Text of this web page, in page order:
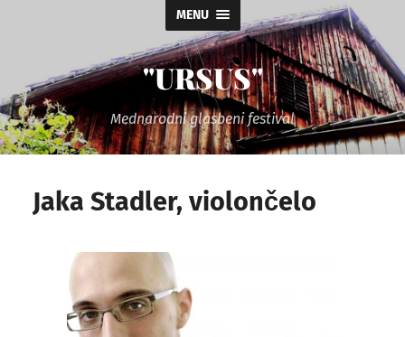
MENU
"URSUS"
Mednarodni glasbeni festival
Jaka Stadler, violončelo